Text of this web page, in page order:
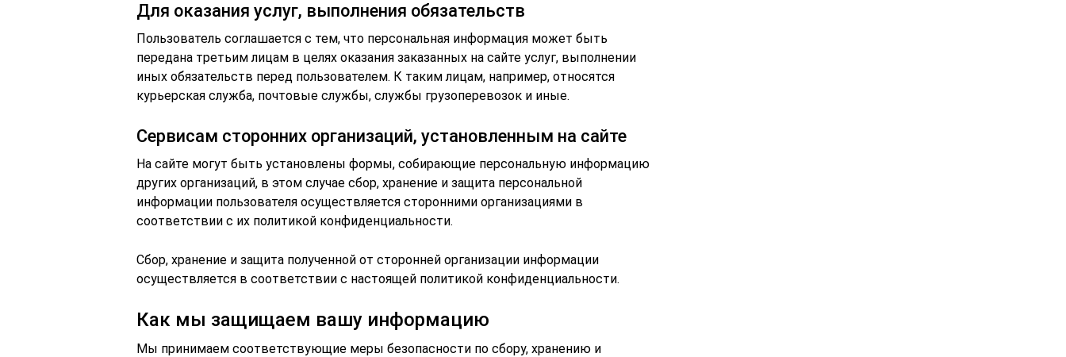
Для оказания услуг, выполнения обязательств
Пользователь соглашается с тем, что персональная информация может быть
передана третьим лицам в целях оказания заказанных на сайте услуг, выполнении
иных обязательств перед пользователем. К таким лицам, например, относятся
курьерская служба, почтовые службы, службы грузоперевозок и иные.
Сервисам сторонних организаций, установленным на сайте
На сайте могут быть установлены формы, собирающие персональную информацию
других организаций, в этом случае сбор, хранение и защита персональной
информации пользователя осуществляется сторонними организациями в
соответствии с их политикой конфиденциальности.
Сбор, хранение и защита полученной от сторонней организации информации
осуществляется в соответствии с настоящей политикой конфиденциальности.
Как мы защищаем вашу информацию
Мы принимаем соответствующие меры безопасности по сбору, хранению и